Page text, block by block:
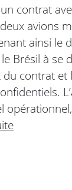
contrat
avions
ainsi le
Brésil à se
contrat et